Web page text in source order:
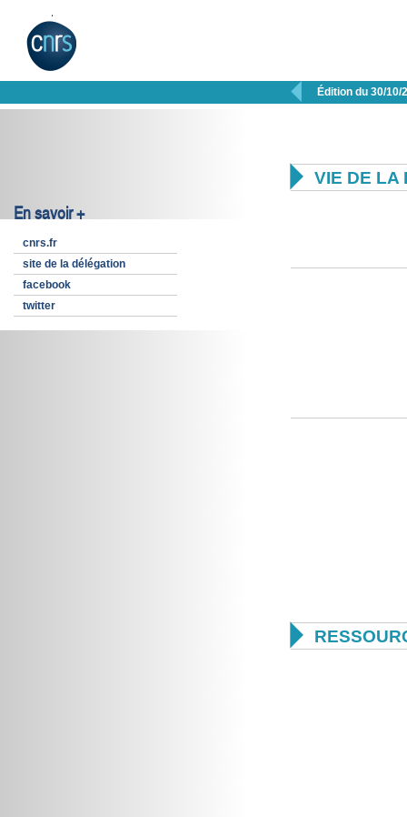
 Édition du 30/10/
En savoir +
cnrs.fr
site de la délégation
facebook
twitter
 VIE DE LA
